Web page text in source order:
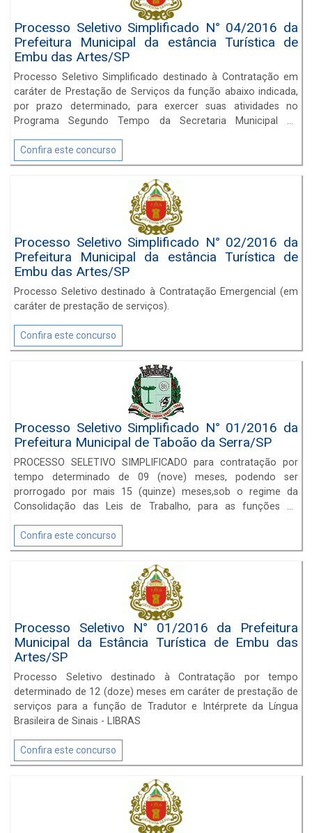
Processo Seletivo Simplificado N° 04/2016 da
Prefeitura Municipal da estância Turística de
Embu das Artes/SP
Processo Seletivo Simplificado destinado à Contratação em
caráter de Prestação de Serviços da função abaixo indicada,
por prazo determinado, para exercer suas atividades no
Programa Segundo Tempo da Secretaria Municipal de
Confira este concurso
Processo Seletivo Simplificado N° 02/2016 da
Prefeitura Municipal da estância Turística de
Embu das Artes/SP
Processo Seletivo destinado à Contratação Emergencial (em
caráter de prestação de serviços).
Confira este concurso
Processo Seletivo Simplificado N° 01/2016 da
Prefeitura Municipal de Taboão da Serra/SP
PROCESSO SELETIVO SIMPLIFICADO para contratação por
tempo determinado de 09 (nove) meses, podendo ser
prorrogado por mais 15 (quinze) meses,sob o regime da
Consolidação das Leis de Trabalho, para as funções de
Confira este concurso
Processo Seletivo N° 01/2016 da Prefeitura
Municipal da Estância Turística de Embu das
Artes/SP
Processo Seletivo destinado à Contratação por tempo
determinado de 12 (doze) meses em caráter de prestação de
serviços para a função de Tradutor e Intérprete da Língua
Brasileira de Sinais - LIBRAS
Confira este concurso